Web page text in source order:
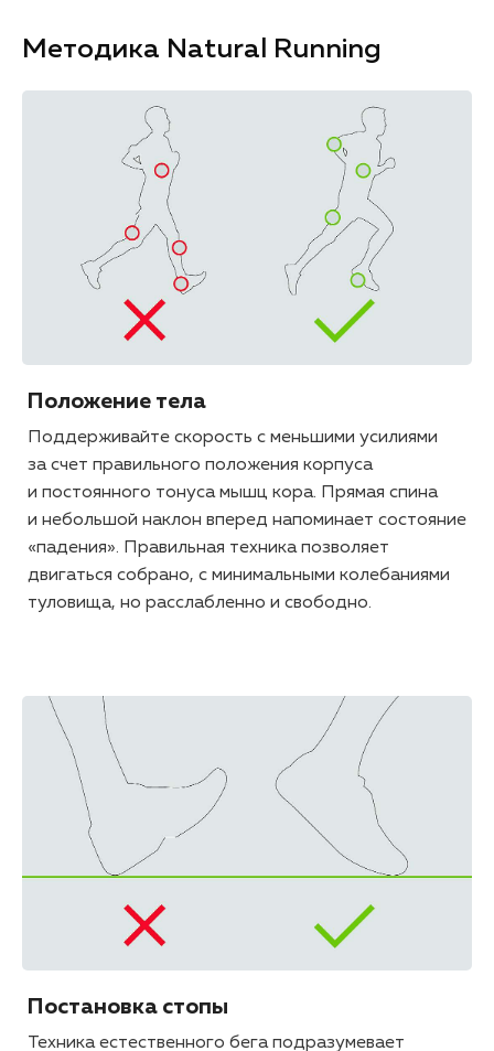
Методика Natural Running
Положение тела
Поддерживайте скорость с меньшими усилиями
за счет правильного положения корпуса
и постоянного тонуса мышц кора. Прямая спина
и небольшой наклон вперед напоминает состояние
«падения». Правильная техника позволяет
двигаться собрано, с минимальными колебаниями
туловища, но расслабленно и свободно.
Постановка стопы
Техника естественного бега подразумевает